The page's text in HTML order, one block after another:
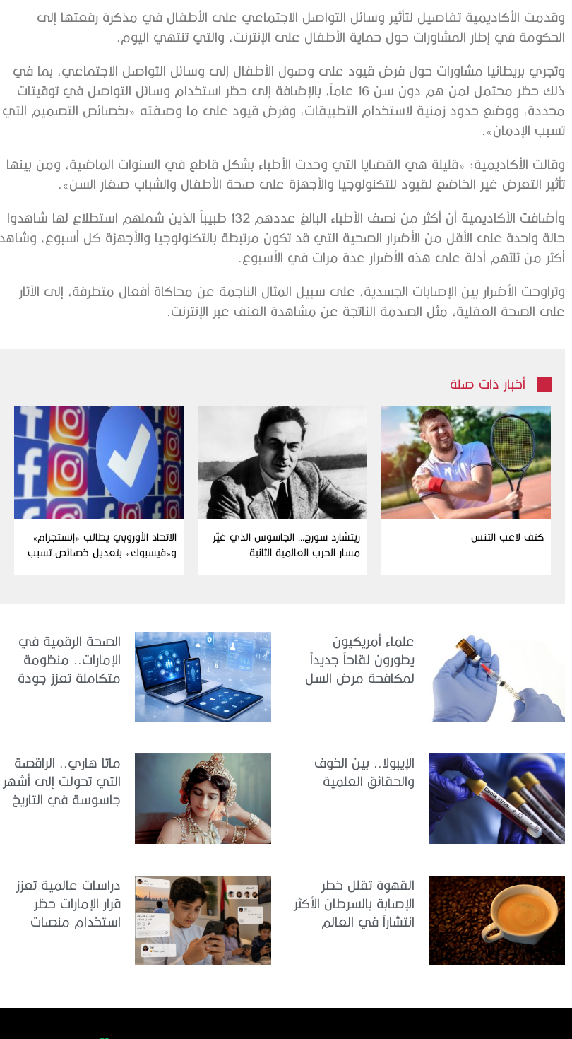
وقدمت الأكاديمية تفاصيل لتأثير وسائل التواصل الاجتماعي ​على الأطفال في مذكرة رفعتها إلى
الحكومة في إطار المشاورات حول حماية الأطفال على الإنترنت، والتي تنتهي اليوم.
وتجري بريطانيا مشاورات حول فرض قيود على ​وصول الأطفال ‌إلى وسائل التواصل الاجتماعي، بما في
ذلك حظر محتمل لمن هم ​دون سن 16 عاماً، بالإضافة إلى حظر استخدام وسائل التواصل في ​توقيتات
محددة، ووضع حدود زمنية لاستخدام التطبيقات، وفرض قيود ⁠على ما وصفته «بخصائص التصميم التي
تسبب الإدمان».
وقالت الأكاديمية: «قليلة هي القضايا التي وحدت ‌الأطباء بشكل قاطع في السنوات الماضية، ومن بينها
⁠تأثير التعرض غير الخاضع لقيود للتكنولوجيا ​والأجهزة على صحة ⁠الأطفال والشباب صغار السن».
وأضافت الأكاديمية أن أكثر من نصف ⁠الأطباء البالغ عددهم 132 طبيباً الذين شملهم استطلاع لها شاهدوا
حالة ⁠واحدة على الأقل من الأضرار الصحية التي قد تكون مرتبطة بالتكنولوجيا والأجهزة كل أسبوع، وشاهد
أكثر من ⁠ثلثهم أدلة على ​هذه الأضرار عدة مرات ⁠في الأسبوع.
وتراوحت الأضرار بين الإصابات الجسدية، على سبيل المثال الناجمة عن محاكاة أفعال متطرفة، إلى الآثار
على الصحة العقلية، مثل الصدمة الناتجة عن مشاهدة العنف عبر الإنترنت.
أخبار ذات صلة
كتف لاعب التنس
ريتشارد سورج… الجاسوس الذي غيّر
مسار الحرب العالمية الثانية
الاتحاد الأوروبي يطالب «إنستجرام»
و«فيسبوك» بتعديل خصائص تسبب
علماء أمريكيون
يطورون لقاحاً جديداً
لمكافحة مرض السل
الصحة الرقمية في
الإمارات.. منظومة
متكاملة تعزز جودة
الإيبولا.. بين الخوف
والحقائق العلمية
ماتا هاري.. الراقصة
التي تحولت إلى أشهر
جاسوسة في التاريخ
القهوة تقلل خطر
الإصابة بالسرطان الأكثر
انتشاراً في العالم
دراسات عالمية تعزز
قرار الإمارات حظر
استخدام منصات